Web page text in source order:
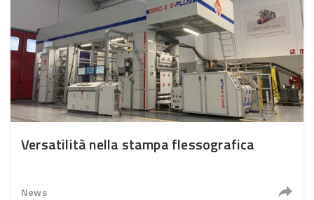
Versatilità nella stampa flessografica
News